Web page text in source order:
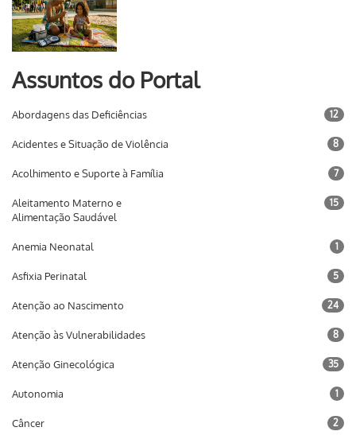
Assuntos do Portal
Abordagens das Deficiências 12
Acidentes e Situação de Violência 8
Acolhimento e Suporte à Família 7
Aleitamento Materno e
Alimentação Saudável
15
Anemia Neonatal 1
Asfixia Perinatal 5
Atenção ao Nascimento 24
Atenção às Vulnerabilidades 8
Atenção Ginecológica 35
Autonomia 1
Câncer 2